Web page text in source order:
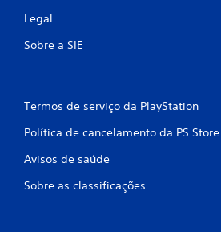
Legal
Sobre a SIE
Termos de serviço da PlayStation
Política de cancelamento da PS Store
Avisos de saúde
Sobre as classificações